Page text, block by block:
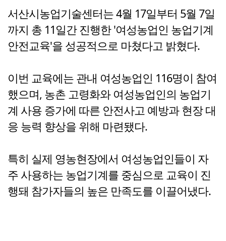
서산시농업기술센터는 4월 17일부터 5월 7일
까지 총 11일간 진행한 '여성농업인 농업기계
안전교육'을 성공적으로 마쳤다고 밝혔다.
이번 교육에는 관내 여성농업인 116명이 참여
했으며, 농촌 고령화와 여성농업인의 농업기
계 사용 증가에 따른 안전사고 예방과 현장 대
응 능력 향상을 위해 마련됐다.
특히 실제 영농현장에서 여성농업인들이 자
주 사용하는 농업기계를 중심으로 교육이 진
행돼 참가자들의 높은 만족도를 이끌어냈다.